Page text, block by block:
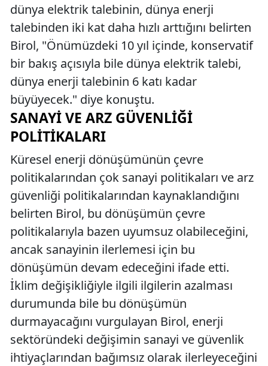
dünya elektrik talebinin, dünya enerji
talebinden iki kat daha hızlı arttığını belirten
Birol, "Önümüzdeki 10 yıl içinde, konservatif
bir bakış açısıyla bile dünya elektrik talebi,
dünya enerji talebinin 6 katı kadar
büyüyecek." diye konuştu.
SANAYI VE ARZ GÜVENLIĞI
POLITIKALARI
Küresel enerji dönüşümünün çevre
politikalarından çok sanayi politikaları ve arz
güvenliği politikalarından kaynaklandığını
belirten Birol, bu dönüşümün çevre
politikalarıyla bazen uyumsuz olabileceğini,
ancak sanayinin ilerlemesi için bu
dönüşümün devam edeceğini ifade etti.
İklim değişikliğiyle ilgili ilgilerin azalması
durumunda bile bu dönüşümün
durmayacağını vurgulayan Birol, enerji
sektöründeki değişimin sanayi ve güvenlik
ihtiyaçlarından bağımsız olarak ilerleyeceğini